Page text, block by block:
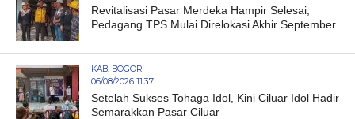
Revitalisasi Pasar Merdeka Hampir Selesai,
Pedagang TPS Mulai Direlokasi Akhir September
KAB. BOGOR
06/08/2026 11:37
Setelah Sukses Tohaga Idol, Kini Ciluar Idol Hadir
Semarakkan Pasar Ciluar